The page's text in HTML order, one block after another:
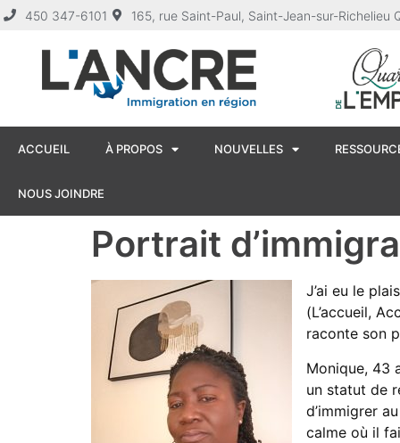
450 347-6101 165, rue Saint-Paul, Saint-Jean-sur-Richelieu
ACCUEIL À PROPOS NOUVELLES
NOUS JOINDRE
Portrait
J’ai eu le
(L’accueil,
raconte son
Monique, 43
un statut de
d’immigrer
calme où il